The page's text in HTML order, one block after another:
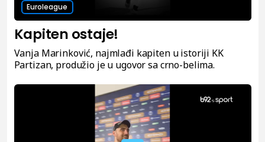
Euroleague
Kapiten ostaje!
Vanja Marinković, najmlađi kapiten u istoriji KK
Partizan, produžio je u ugovor sa crno-belima.